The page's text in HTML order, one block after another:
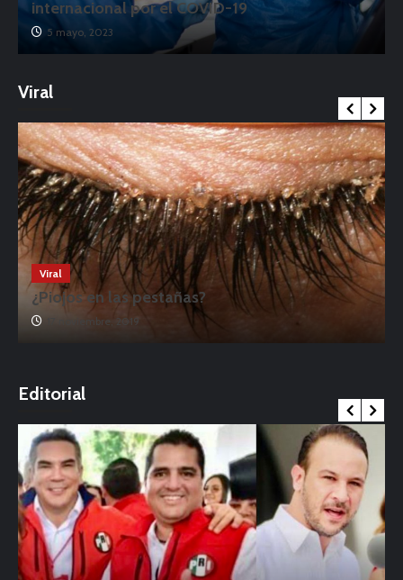
internacional por el COVID-19
5 mayo, 2023
Viral
Viral
¿Piojos en las pestañas?
17 noviembre, 2019
Editorial